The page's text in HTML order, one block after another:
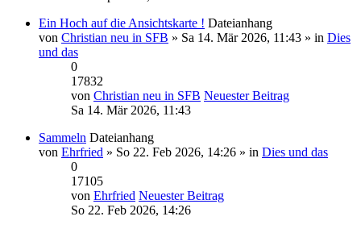
Ein Hoch auf die Ansichtskarte ! Dateianhang
von Christian neu in SFB » Sa 14. Mär 2026, 11:43 » in Dies
und das
0
17832
von Christian neu in SFB Neuester Beitrag
Sa 14. Mär 2026, 11:43
Sammeln Dateianhang
von Ehrfried » So 22. Feb 2026, 14:26 » in Dies und das
0
17105
von Ehrfried Neuester Beitrag
So 22. Feb 2026, 14:26